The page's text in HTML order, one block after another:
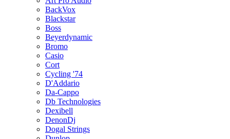
BackVox
Blackstar
Boss
Beyerdynamic
Bromo
Casio
Cort
Cycling '74
D'Addario
Da-Cappo
Db Technologies
Dexibell
DenonDj
Dogal Strings